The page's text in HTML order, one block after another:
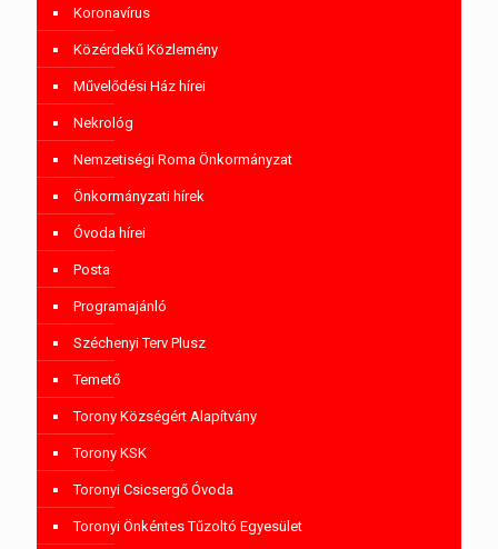
Koronavírus
Közérdekű Közlemény
Művelődési Ház hírei
Nekrológ
Nemzetiségi Roma Önkormányzat
Önkormányzati hírek
Óvoda hírei
Posta
Programajánló
Széchenyi Terv Plusz
Temető
Torony Községért Alapítvány
Torony KSK
Toronyi Csicsergő Óvoda
Toronyi Önkéntes Tűzoltó Egyesület